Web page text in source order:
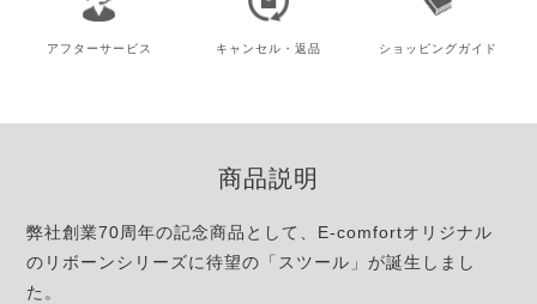
アフターサービス キャンセル・ 返品 ショッピングガイド
商品説明
弊社創業70周年の記念商品として、E-comfortオリジナル
のリボーンシリーズに待望の「スツール」が誕生しまし
た。